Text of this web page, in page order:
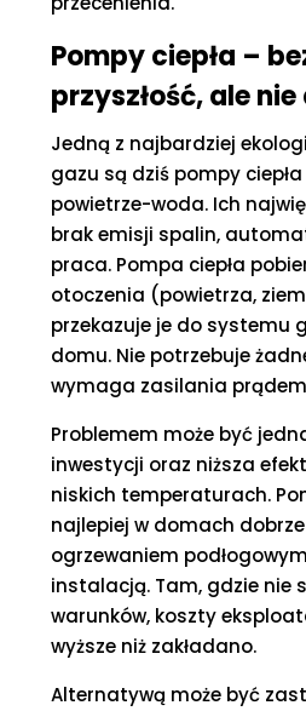
Pompy ciepła –
przyszłość, ale
Jedną z najbardziej
gazu są dziś pompy
powietrze-woda. Ich
brak emisji spalin,
praca. Pompa ciepła
otoczenia (powietrza,
przekazuje je do systemu
domu. Nie potrzebuje
wymaga zasilania
Problemem może być
inwestycji oraz niższa
niskich temperaturach.
najlepiej w domach
ogrzewaniem
instalacją. Tam, gdzie nie
warunków, koszty
wyższe niż zakładano.
Alternatywą może być